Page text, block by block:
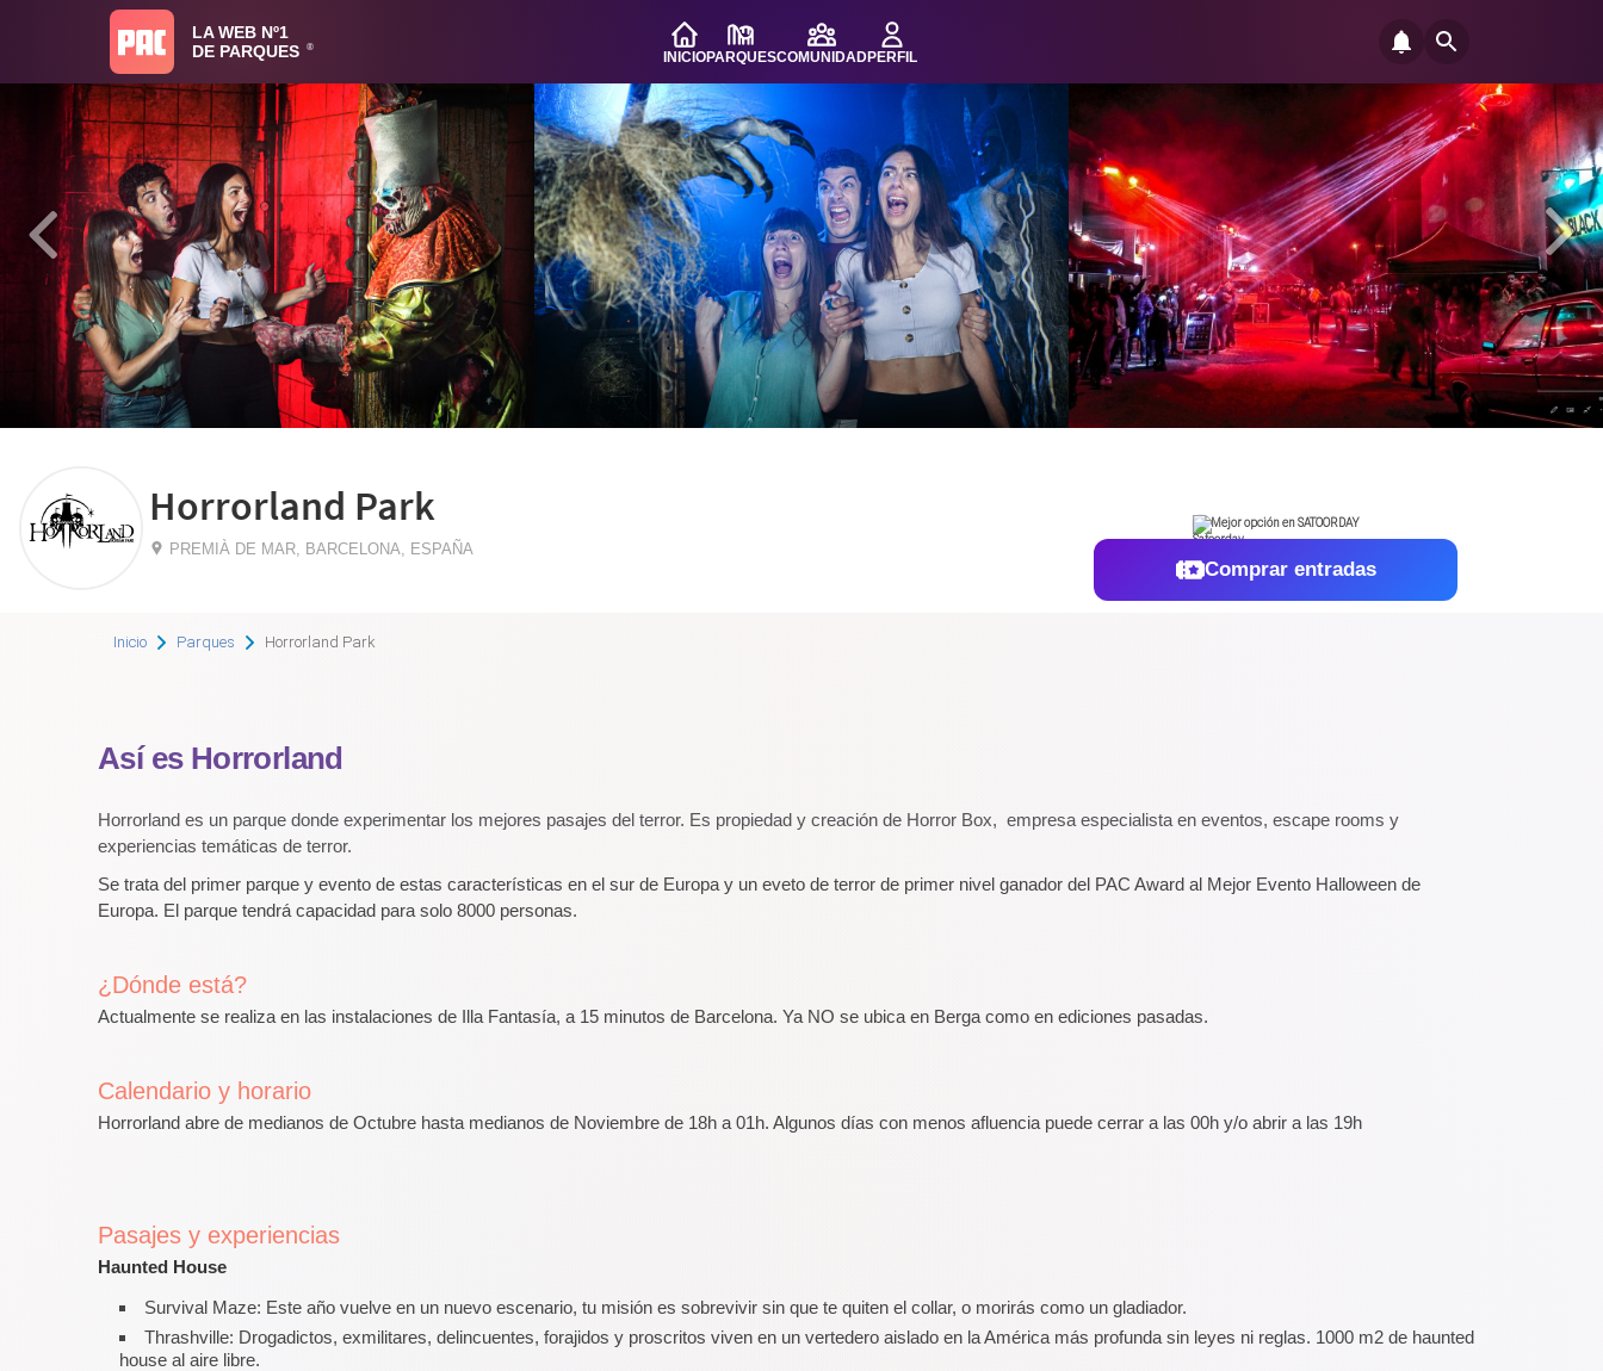
LA WEB Nº1
DE PARQUES
®
INICIOPARQUESCOMUNIDADPERFIL
Horrorland Park
PREMIÀ DE MAR, BARCELONA, ESPAÑA
Mejor opción en SATOORDAY
Comprar entradas
Inicio Parques Horrorland Park
Así es Horrorland
Horrorland es un parque donde experimentar los mejores pasajes del terror. Es propiedad y creación de Horror Box, empresa especialista en eventos, escape rooms y
experiencias temáticas de terror.
Se trata del primer parque y evento de estas características en el sur de Europa y un eveto de terror de primer nivel ganador del PAC Award al Mejor Evento Halloween de
Europa. El parque tendrá capacidad para solo 8000 personas.
¿Dónde está?
Actualmente se realiza en las instalaciones de Illa Fantasía, a 15 minutos de Barcelona. Ya NO se ubica en Berga como en ediciones pasadas.
Calendario y horario
Horrorland abre de medianos de Octubre hasta medianos de Noviembre de 18h a 01h. Algunos días con menos afluencia puede cerrar a las 00h y/o abrir a las 19h
Pasajes y experiencias
Haunted House
Survival Maze: Este año vuelve en un nuevo escenario, tu misión es sobrevivir sin que te quiten el collar, o morirás como un gladiador.
Thrashville: Drogadictos, exmilitares, delincuentes, forajidos y proscritos viven en un vertedero aislado en la América más profunda sin leyes ni reglas. 1000 m2 de haunted
house al aire libre.